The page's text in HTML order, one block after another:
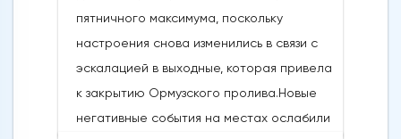
уровней, которые в последний раз
торговались в конце февраля, и
ознаменовало коррекцию почти на 61,8%
от ралли 152,39/160,72, при этом
значительный медвежий сигнал был
пятничного максимума, поскольку
настроения снова изменились в связи с
эскалацией в выходные, которая привела
к закрытию Ормузского пролива.Новые
негативные события на местах ослабили